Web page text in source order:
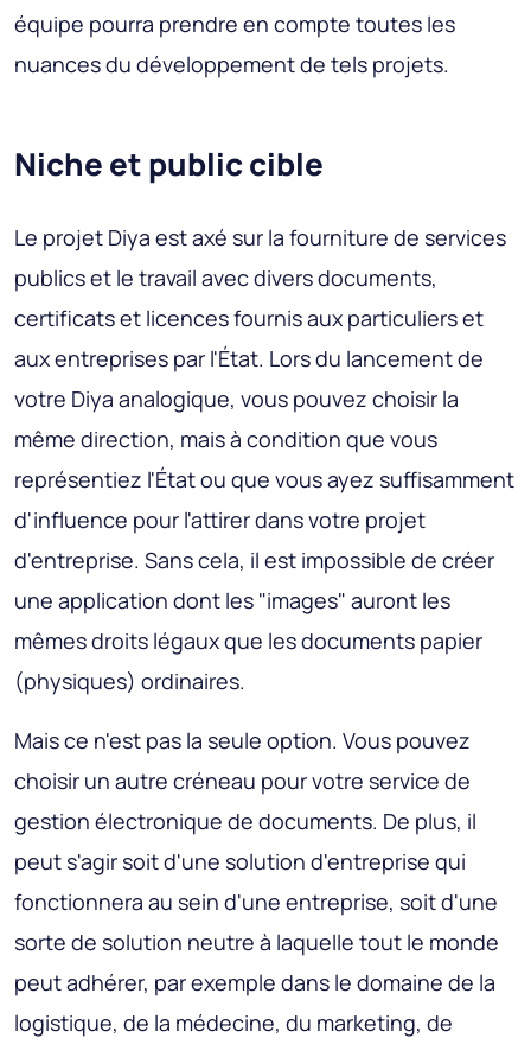
équipe pourra prendre en compte toutes les
nuances du développement de tels projets.
Niche et public cible
Le projet Diya est axé sur la fourniture de services
publics et le travail avec divers documents,
certificats et licences fournis aux particuliers et
aux entreprises par l'État. Lors du lancement de
votre Diya analogique, vous pouvez choisir la
même direction, mais à condition que vous
représentiez l'État ou que vous ayez suffisamment
d'influence pour l'attirer dans votre projet
d'entreprise. Sans cela, il est impossible de créer
une application dont les "images" auront les
mêmes droits légaux que les documents papier
(physiques) ordinaires.
Mais ce n'est pas la seule option. Vous pouvez
choisir un autre créneau pour votre service de
gestion électronique de documents. De plus, il
peut s'agir soit d'une solution d'entreprise qui
fonctionnera au sein d'une entreprise, soit d'une
sorte de solution neutre à laquelle tout le monde
peut adhérer, par exemple dans le domaine de la
logistique, de la médecine, du marketing, de